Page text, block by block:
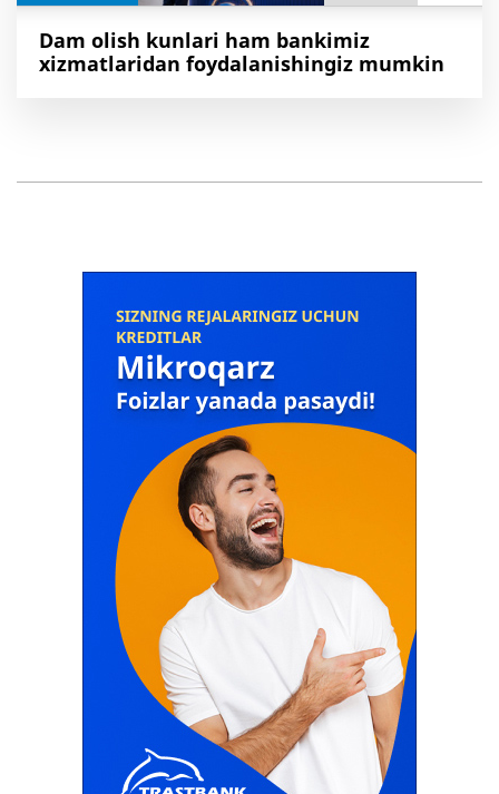
Dam olish kunlari ham bankimiz
xizmatlaridan foydalanishingiz mumkin